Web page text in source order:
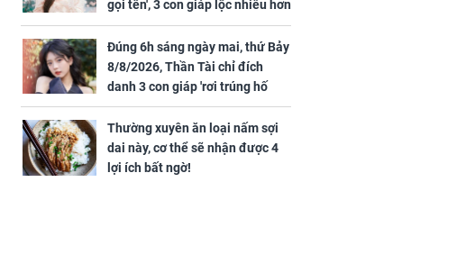
gọi tên', 3 con giáp lộc nhiều hơn
sông, tài vận sáng như trăng
Rằm, chính thức hết khổ
Đúng 6h sáng ngày mai, thứ Bảy
8/8/2026, Thần Tài chỉ đích
danh 3 con giáp 'rơi trúng hố
vàng', tiền bạc ùa về nhà 'như lũ
cuốn', vươn mình thành đại gia
trong phút chốc
Thường xuyên ăn loại nấm sợi
dai này, cơ thể sẽ nhận được 4
lợi ích bất ngờ!